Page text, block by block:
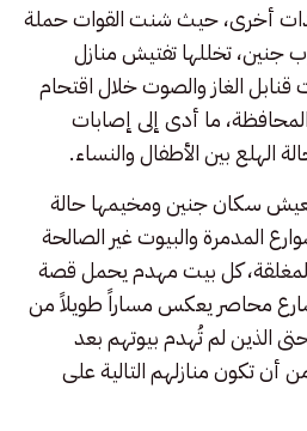
أخرى، حيث شنت القوات حملة
جنين، تخللها تفتيش منازل
الغاز والصوت خلال اقتحام
ما أدى إلى إصابات
الهلع بين الأطفال والنساء.
سكان جنين ومخيمها حالة
المدمرة والبيوت غير الصالحة
كل بيت مهدم يحمل قصة
محاصر يعكس مساراً طويلاً من
الذين لم تُهدم بيوتهم بعد
تكون منازلهم التالية على